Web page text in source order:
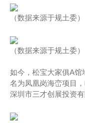
（数据来源于规土委）
（数据来源于规土委）
如今，松宝大家俱A馆
名为凤凰岗海峦项目
深圳市三才创展投资有